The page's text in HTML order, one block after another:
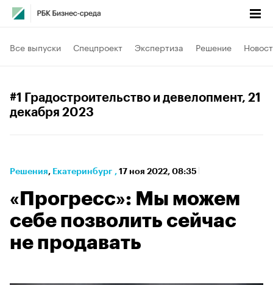
Все выпуски Спецпроект Экспертиза Решение
#1 Градостроительство и девелопмент, 21
декабря 2023
Решения⁠, Екатеринбург , 17 ноя 2022, 08:35
«Прогресс»: Мы можем
себе позволить сейчас
не продавать